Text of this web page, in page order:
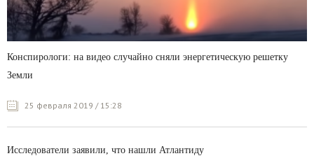
Конспирологи: на видео случайно сняли энергетическую решетку
Земли
25 февраля 2019 / 15:28
Исследователи заявили, что нашли Атлантиду